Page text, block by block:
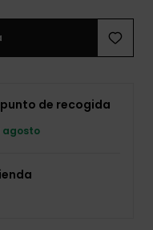
de recogida
agosto